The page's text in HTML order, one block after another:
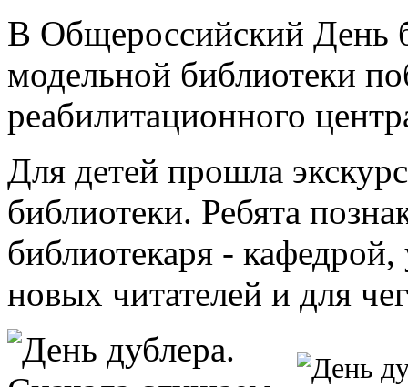
В Общероссийский День
модельной библиотеки
реабилитационного
Для детей прошла
библиотеки. Ребята
библиотекаря - кафедрой,
новых читателей и для